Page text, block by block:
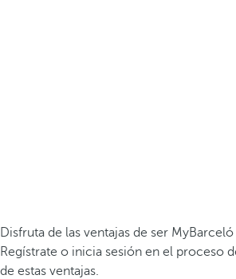
Disfruta de las ventajas de ser MyBarceló
Regístrate o inicia sesión en el proceso
de estas ventajas.